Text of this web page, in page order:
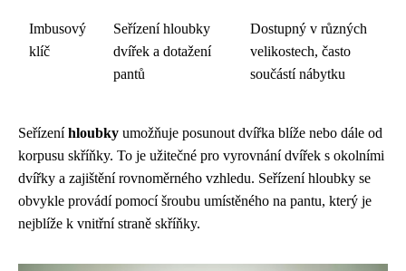
Imbusový
klíč
Seřízení hloubky
dvířek a dotažení
pantů
Dostupný v různých
velikostech, často
součástí nábytku
Seřízeníhloubky umožňuje posunout dvířka blíže nebo dále od
korpusu skříňky. To je užitečné pro vyrovnání dvířek s okolními
dvířky a zajištění rovnoměrného vzhledu. Seřízení hloubky se
obvykle provádí pomocí šroubu umístěného na pantu, který je
nejblíže k vnitřní straně skříňky.